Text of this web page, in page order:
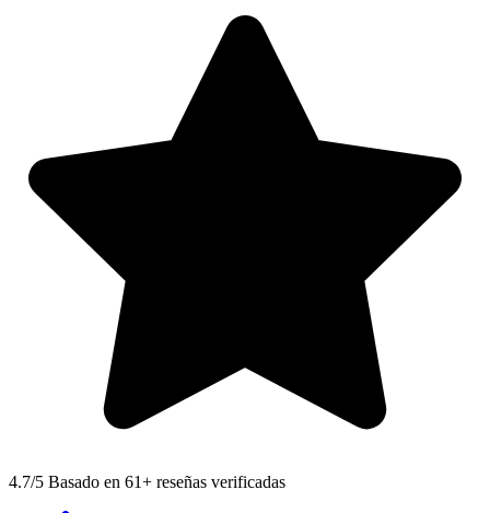
4.7/5 Basado en 61+ reseñas verificadas